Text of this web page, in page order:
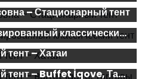
– Стационарный тент
Нардаран – Моторизированный классический тент
тент – Хатаи
Ручной классический тент – Buffet İqove, Тарговы